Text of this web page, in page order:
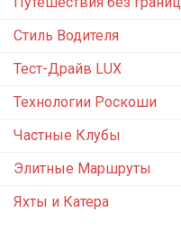
Стиль Водителя
Тест-Драйв LUX
Технологии Роскоши
Частные Клубы
Элитные Маршруты
Яхты и Катера